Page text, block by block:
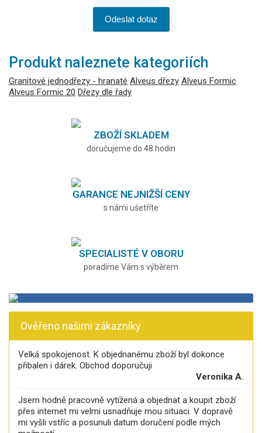
Odeslat dotaz
Produkt naleznete kategoriích
Granitové jednodřezy - hranaté Alveus dřezy Alveus Formic
Alveus Formic 20 Dřezy dle řady
ZBOŽÍ SKLADEM
doručujeme do 48 hodin
GARANCE NEJNIŽŠÍ CENY
s námi ušetříte
SPECIALISTÉ V OBORU
poradíme Vám s výběrem
Ověřeno našimi zákazníky
Velká spokojenost. K objednanému zboží byl dokonce
přibalen i dárek. Obchod doporučuji
Veronika A.
Jsem hodně pracovně vytížená a objednat a koupit zboží
přes internet mi velmi usnadňuje mou situaci. V dopravě
mi vyšli vstříc a posunuli datum doručení podle mých